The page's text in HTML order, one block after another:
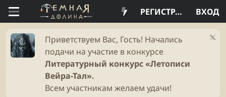
ВХОД
РЕГИСТРАЦИЯ
Приветствуем Вас, Гость! Начались
подачи на участие в конкурсе
Литературный конкурс «Летописи
Вейра-Тал».
Всем участникам желаем удачи!